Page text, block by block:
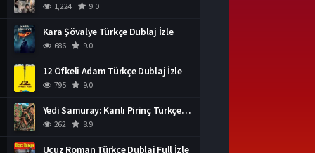
1,224 9.0
Kara Şövalye Türkçe Dublaj İzle
686 9.0
12 Öfkeli Adam Türkçe Dublaj İzle
795 9.0
Yedi Samuray: Kanlı Pirinç Türkçe Dublaj İzle
262 8.9
Ucuz Roman Türkçe Dublaj Full İzle